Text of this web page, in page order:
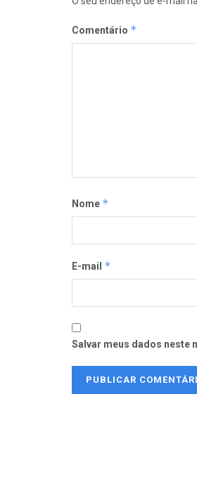
Comentário *
Nome *
E-mail *
Salvar meus dados neste